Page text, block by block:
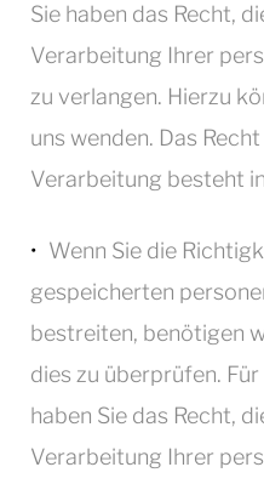
Sie haben das Recht,
Verarbeitung Ihrer
zu verlangen. Hierzu
uns wenden. Das
Verarbeitung besteht
Wenn Sie die
gespeicherten
bestreiten, benötigen
dies zu überprüfen.
haben Sie das Recht,
Verarbeitung Ihrer